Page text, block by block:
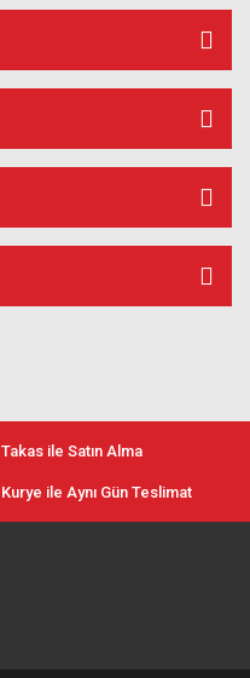
Takas ile Satın Alma
Kurye ile Aynı Gün Teslimat